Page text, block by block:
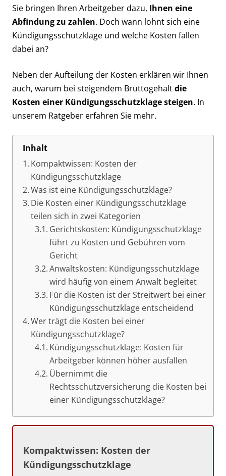
Sie bringen Ihren Arbeitgeber dazu, Ihnen eine
Abfindung zu zahlen. Doch wann lohnt sich eine
Kündigungsschutzklage und welche Kosten fallen
dabei an?
Neben der Aufteilung der Kosten erklären wir Ihnen
auch, warum bei steigendem Bruttogehaltdie
Kosten einer Kündigungsschutzklage steigen. In
unserem Ratgeber erfahren Sie mehr.
Inhalt
Kompaktwissen: Kosten der
Kündigungsschutzklage
Was ist eine Kündigungsschutzklage?
Die Kosten einer Kündigungsschutzklage
teilen sich in zwei Kategorien
Gerichtskosten: Kündigungsschutzklage
führt zu Kosten und Gebühren vom
Gericht
Anwaltskosten: Kündigungsschutzklage
wird häufig von einem Anwalt begleitet
Für die Kosten ist der Streitwert bei einer
Kündigungsschutzklage entscheidend
Wer trägt die Kosten bei einer
Kündigungsschutzklage?
Kündigungsschutzklage: Kosten für
Arbeitgeber können höher ausfallen
Übernimmt die
Rechtsschutzversicherung die Kosten bei
einer Kündigungsschutzklage?
Kompaktwissen: Kosten der
Kündigungsschutzklage